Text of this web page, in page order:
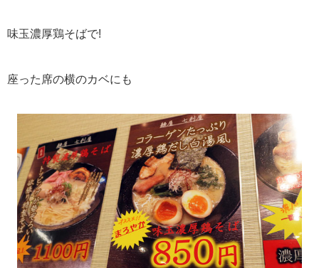
味玉濃厚鶏そばで!
座った席の横のカベにも